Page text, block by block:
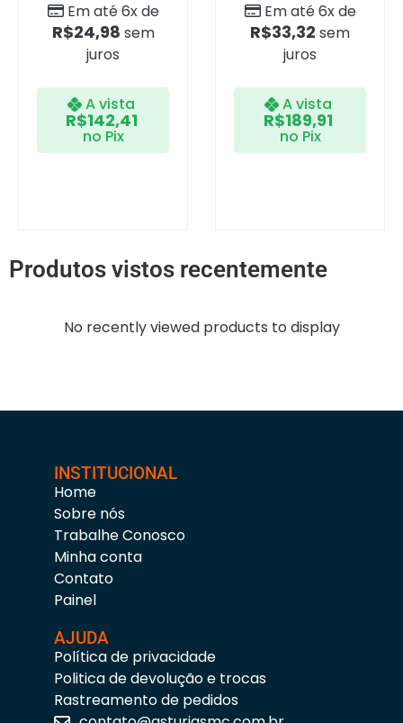
Em até 6x de
R$24,98 sem
juros
A vista
R$142,41
no Pix
Em até 6x de
R$33,32 sem
juros
A vista
R$189,91
no Pix
Produtos vistos recentemente
No recently viewed products to display
INSTITUCIONAL
Home
Sobre nós
Trabalhe Conosco
Minha conta
Contato
Painel
AJUDA
Política de privacidade
Politica de devolução e trocas
Rastreamento de pedidos